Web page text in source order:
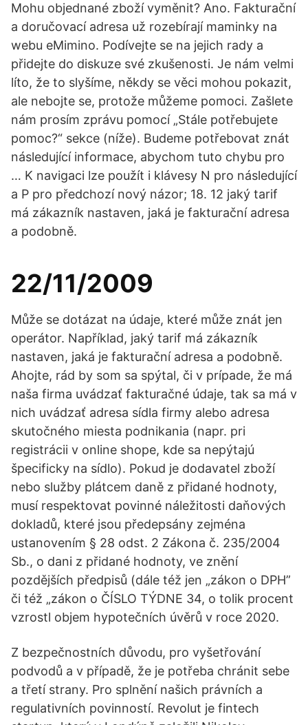
Mohu objednané zboží vyměnit? Ano. Fakturační
a doručovací adresa už rozebírají maminky na
webu eMimino. Podívejte se na jejich rady a
přidejte do diskuze své zkušenosti. Je nám velmi
líto, že to slyšíme, někdy se věci mohou pokazit,
ale nebojte se, protože můžeme pomoci. Zašlete
nám prosím zprávu pomocí „Stále potřebujete
pomoc?“ sekce (níže). Budeme potřebovat znát
následující informace, abychom tuto chybu pro
… K navigaci lze použít i klávesy N pro následující
a P pro předchozí nový názor; 18. 12 jaký tarif
má zákazník nastaven, jaká je fakturační adresa
a podobně.
22/11/2009
Může se dotázat na údaje, které může znát jen
operátor. Například, jaký tarif má zákazník
nastaven, jaká je fakturační adresa a podobně.
Ahojte, rád by som sa spýtal, či v prípade, že má
naša firma uvádzať fakturačné údaje, tak sa má v
nich uvádzať adresa sídla firmy alebo adresa
skutočného miesta podnikania (napr. pri
registrácii v online shope, kde sa nepýtajú
špecificky na sídlo). Pokud je dodavatel zboží
nebo služby plátcem daně z přidané hodnoty,
musí respektovat povinné náležitosti daňových
dokladů, které jsou předepsány zejména
ustanovením § 28 odst. 2 Zákona č. 235/2004
Sb., o dani z přidané hodnoty, ve znění
pozdějších předpisů (dále též jen „zákon o DPH”
či též „zákon o ČÍSLO TÝDNE 34, o tolik procent
vzrostl objem hypotečních úvěrů v roce 2020.
Z bezpečnostních důvodu, pro vyšetřování
podvodů a v případě, že je potřeba chránit sebe
a třetí strany. Pro splnění našich právních a
regulativních povinností. Revolut je fintech